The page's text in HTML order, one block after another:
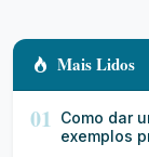
Mais Lidos
01 Como dar
exemplos